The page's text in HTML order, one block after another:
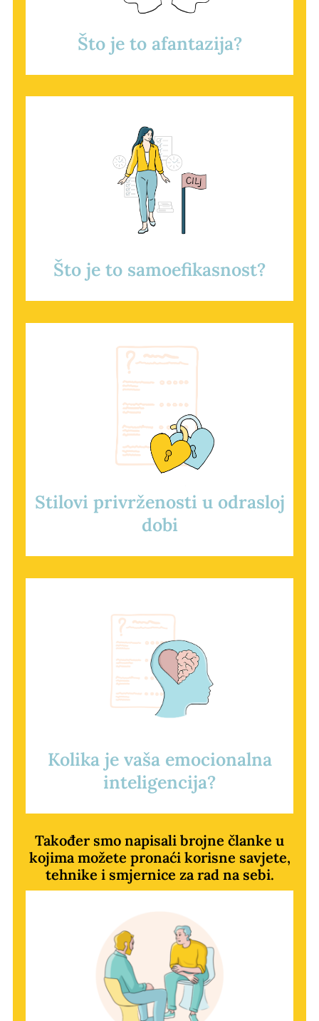
Što je to afantazija?
Što je to samoefikasnost?
Stilovi privrženosti u odrasloj
dobi
Kolika je vaša emocionalna
inteligencija?
Također smo napisali brojne članke u
kojima možete pronaći korisne savjete,
tehnike i smjernice za rad na sebi.